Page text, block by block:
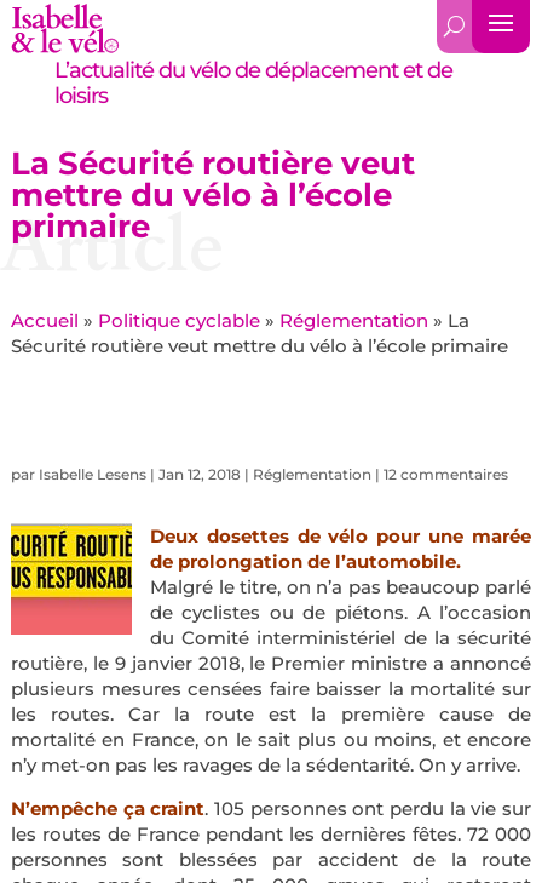
L’actualité du vélo de déplacement et de
loisirs
La Sécurité routière veut
mettre du vélo à l’école
primaire
Article
Accueil » Politique cyclable» Réglementation » La
Sécurité routière veut mettre du vélo à l’école primaire
par Isabelle Lesens| Jan 12, 2018| Réglementation | 12 commentaires
Deux dosettes de vélo pour une marée
de prolongation de l’automobile.
Malgré le titre, on n’a pas beaucoup parlé
de cyclistes ou de piétons. A l’occasion
du Comité interministériel de la sécurité
routière, le 9 janvier 2018, le Premier ministre a annoncé
plusieurs mesures censées faire baisser la mortalité sur
les routes. Car la route est la première cause de
mortalité en France, on le sait plus ou moins, et encore
n’y met-on pas les ravages de la sédentarité. On y arrive.
N’empêche ça craint. 105 personnes ont perdu la vie sur
les routes de France pendant les dernières fêtes. 72 000
personnes sont blessées par accident de la route